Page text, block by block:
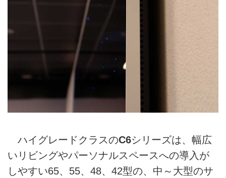
ハイグレードクラスのC6シリーズは、幅広
いリビングやパーソナルスペースへの導入が
しやすい65、55、48、42型の、中～大型のサ